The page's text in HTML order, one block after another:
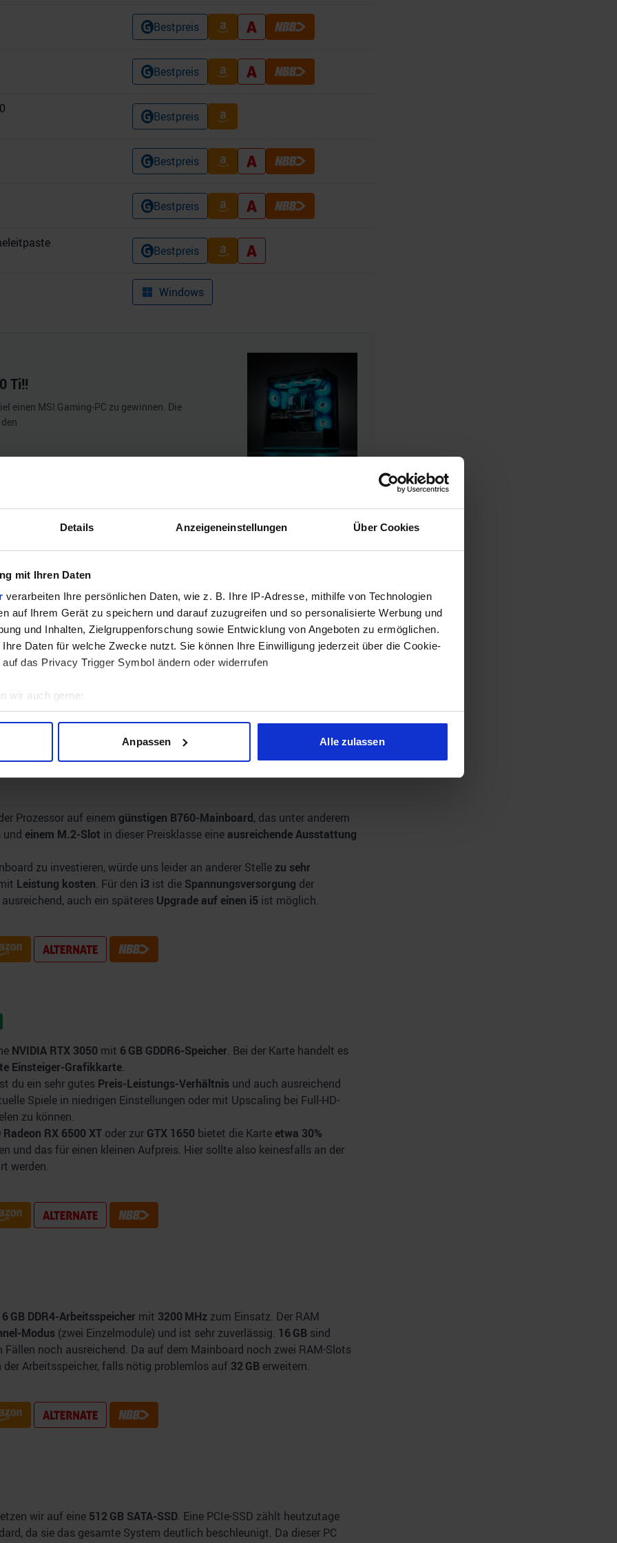
Details Anzeigeneinstellungen Über Cookies
mit Ihren Daten
verarbeiten Ihre persönlichen Daten, wie z. B. Ihre IP-Adresse, mithilfe von Technologien
auf Ihrem Gerät zu speichern und darauf zuzugreifen und so personalisierte Werbung und
und Inhalten, Zielgruppenforschung sowie Entwicklung von Angeboten zu ermöglichen.
Daten für welche Zwecke nutzt. Sie können Ihre Einwilligung jederzeit über die Cookie-
das Privacy Trigger Symbol ändern oder widerrufen
wir auch gerne:
Lage erfassen, welche bis auf einige Meter genau sein können
Ihre persönlichen Daten verarbeitet werden, und legen Sie Ihre Präferenzen im
zu analysieren. Außerdem geben wir Informationen zu Ihrer Verwendung unserer
soziale Medien, Werbung und Analysen weiter. Unsere Partner führen diese Informationen
zusammen, die Sie ihnen bereitgestellt haben oder die sie im Rahmen Ihrer Nutzung
Anpassen Alle zulassen
Bestpreis
Bestpreis
Bestpreis
Bestpreis
Bestpreis
Bestpreis
Windows
Ti!!
einen MSI Gaming-PC zu gewinnen. Die
intel i3-14100Fmit vier Kernen und einemTurbotakt von 4,7 GHz.
derniedrige Stromverbrauch, diegeringen Temperaturenund der
Preis.
das beste Preis-Leistungs-Verhältnis im Budget-Bereich. Leider sind
CPUs möglich.
Prozessor auf einem günstigen B760-Mainboard, das unter anderem
und einem M.2-Slot in dieser Preisklasse eineausreichende Ausstattung
zu investieren, würde uns leider an anderer Stelle zu sehr
Leistung kosten. Für den i3 ist die Spannungsversorgung der
auch ein späteres Upgrade auf einen i5 ist möglich.
NVIDIA RTX 3050 mit 6 GB GDDR6-Speicher. Bei der Karte handelt es
Einsteiger-Grafikkarte.
du ein sehr gutes Preis-Leistungs-Verhältnis und auch ausreichend
Spiele in niedrigen Einstellungen oder mit Upscaling bei Full-HD-
zu können.
Radeon RX 6500 XT oder zur GTX 1650 bietet die Karte etwa 30%
und das für einen kleinen Aufpreis. Hier sollte also keinesfalls an der
werden.
GB DDR4-Arbeitsspeicher mit 3200 MHz zum Einsatz. Der RAM
Modus (zwei Einzelmodule) und ist sehr zuverlässig. 16 GB sind
Fällen noch ausreichend. Da auf dem Mainboard noch zwei RAM-Slots
Arbeitsspeicher, falls nötig problemlos auf 32 GB erweitern.
wir auf eine 512 GB SATA-SSD. Eine PCIe-SSD zählt heutzutage
da sie das gesamte System deutlich beschleunigt. Da dieser PC